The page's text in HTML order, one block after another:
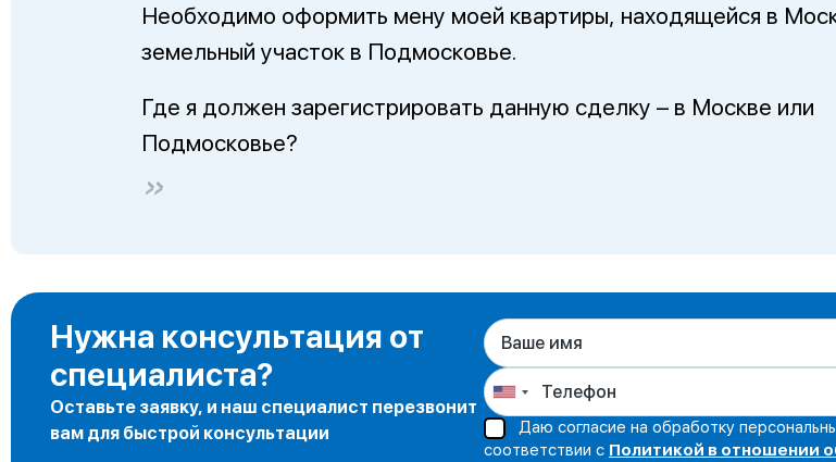
Необходимо оформить мену моей квартиры, находящейся в
земельный участок в Подмосковье.
Где я должен зарегистрировать данную сделку – в Москве или
Подмосковье?
Нужна консультация от
специалиста?
Оставьте заявку, и наш специалист перезвонит
вам для быстрой консультации
Даю согласие на обработку
соответствии с Политикой в отношении